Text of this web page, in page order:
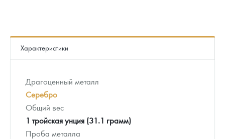
Характеристики
Драгоценный металл
Серебро
Общий вес
1 тройская унция (31.1 грамм)
Проба металла